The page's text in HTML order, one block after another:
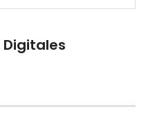
Digitales